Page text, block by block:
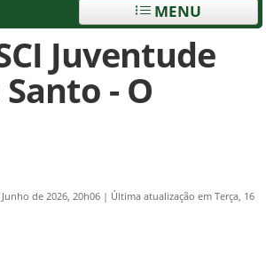
MENU
Juventude
- O
de 2026, 20h06 | Última atualização em Terça, 16